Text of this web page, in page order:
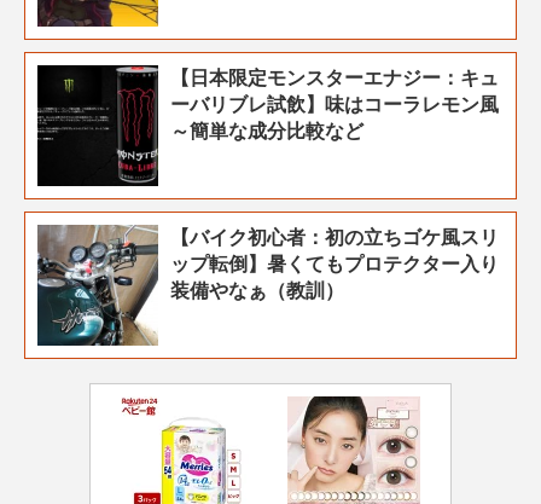
【日本限定モンスターエナジー：キュ
ーバリブレ試飲】味はコーラレモン風
～簡単な成分比較など
【バイク初心者：初の立ちゴケ風スリ
ップ転倒】暑くてもプロテクター入り
装備やなぁ（教訓）